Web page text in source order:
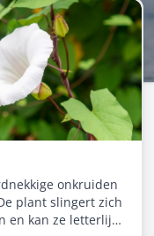
onkruiden
plant slingert zich
en kan ze letterlijk